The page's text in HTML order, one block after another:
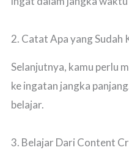
2. Catat Apa yang Sudah
Selanjutnya, kamu perlu
ke ingatan jangka
belajar.
3. Belajar Dari Content